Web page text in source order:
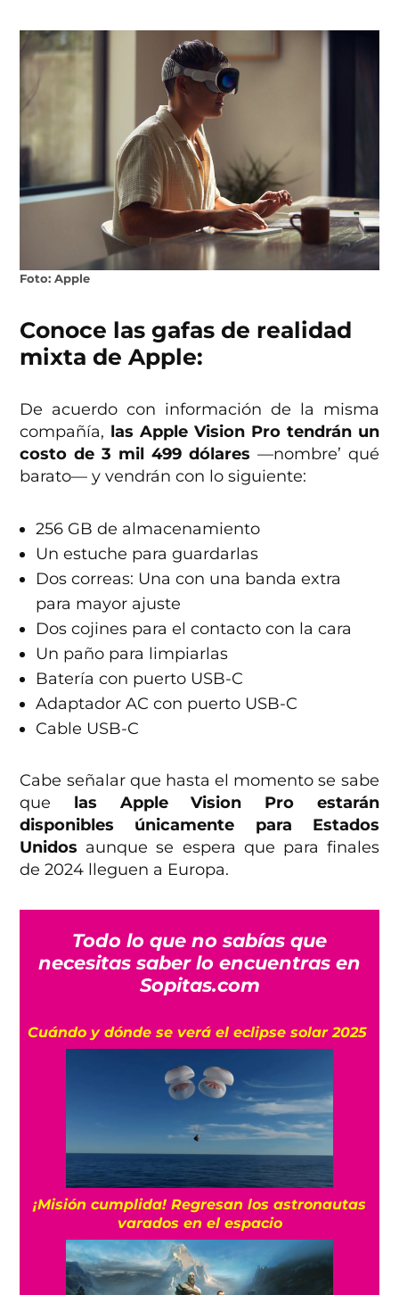
Foto: Apple
Conoce las gafas de realidad
mixta de Apple:
De acuerdo con información de la misma
compañía, las Apple Vision Pro tendrán un
costo de 3 mil 499 dólares —nombre’ qué
barato— y vendrán con lo siguiente:
256 GB de almacenamiento
Un estuche para guardarlas
Dos correas: Una con una banda extra
para mayor ajuste
Dos cojines para el contacto con la cara
Un paño para limpiarlas
Batería con puerto USB-C
Adaptador AC con puerto USB-C
Cable USB-C
Cabe señalar que hasta el momento se sabe
que las Apple Vision Pro estarán
disponibles únicamente para Estados
Unidos aunque se espera que para finales
de 2024 lleguen a Europa.
Todo lo que no sabías que
necesitas saber lo encuentras en
Sopitas.com
Cuándo y dónde se verá el eclipse solar 2025
¡Misión cumplida! Regresan los astronautas
varados en el espacio